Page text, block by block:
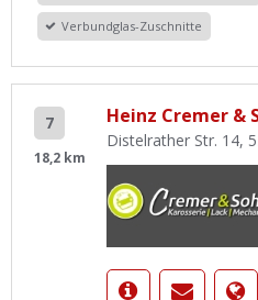
Verbundglas-Zuschnitte
7
18,2 km
Heinz Cremer &
Distelrather Str. 14,